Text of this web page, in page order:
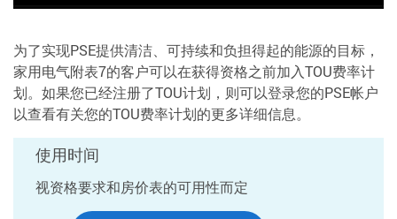
为了实现PSE提供清洁、可持续和负担得起的能源的目标，
家用电气附表7的客户可以在获得资格之前加入TOU费率计
划。如果您已经注册了TOU计划，则可以登录您的PSE帐户
以查看有关您的TOU费率计划的更多详细信息。
使用时间
视资格要求和房价表的可用性而定